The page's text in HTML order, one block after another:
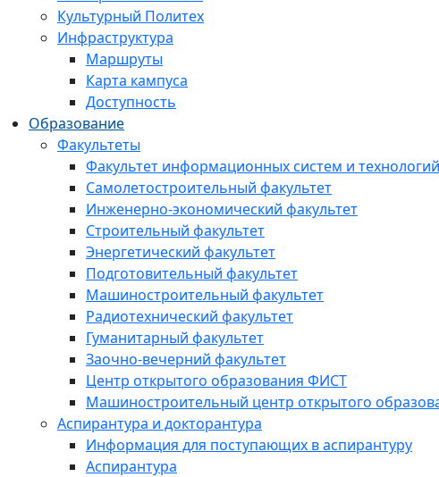
Культурный Политех
Инфраструктура
Маршруты
Карта кампуса
Доступность
Образование
Факультеты
Факультет информационных систем и технологий
Самолетостроительный факультет
Инженерно-экономический факультет
Строительный факультет
Энергетический факультет
Подготовительный факультет
Машиностроительный факультет
Радиотехнический факультет
Гуманитарный факультет
Заочно-вечерний факультет
Центр открытого образования ФИСТ
Машиностроительный центр открытого
Аспирантура и докторантура
Информация для поступающих в аспирантуру
Аспирантура